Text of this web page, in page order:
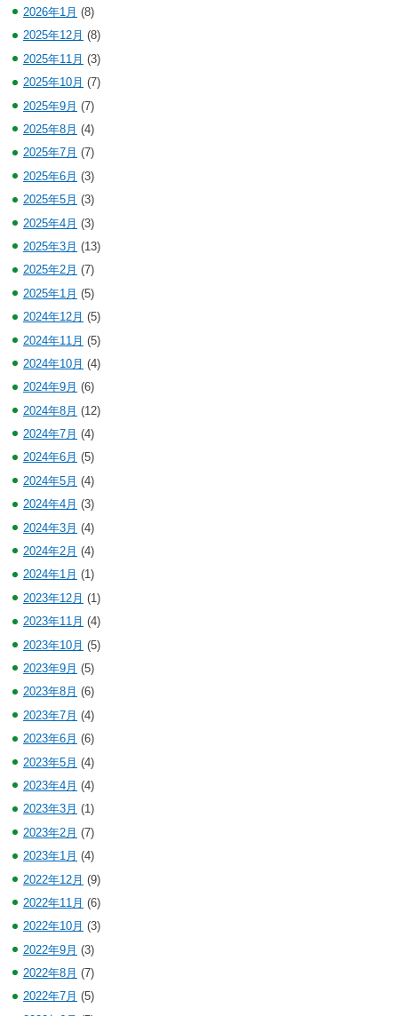
2026年1月 (8)
2025年12月 (8)
2025年11月 (3)
2025年10月 (7)
2025年9月 (7)
2025年8月 (4)
2025年7月 (7)
2025年6月 (3)
2025年5月 (3)
2025年4月 (3)
2025年3月 (13)
2025年2月 (7)
2025年1月 (5)
2024年12月 (5)
2024年11月 (5)
2024年10月 (4)
2024年9月 (6)
2024年8月 (12)
2024年7月 (4)
2024年6月 (5)
2024年5月 (4)
2024年4月 (3)
2024年3月 (4)
2024年2月 (4)
2024年1月 (1)
2023年12月 (1)
2023年11月 (4)
2023年10月 (5)
2023年9月 (5)
2023年8月 (6)
2023年7月 (4)
2023年6月 (6)
2023年5月 (4)
2023年4月 (4)
2023年3月 (1)
2023年2月 (7)
2023年1月 (4)
2022年12月 (9)
2022年11月 (6)
2022年10月 (3)
2022年9月 (3)
2022年8月 (7)
2022年7月 (5)